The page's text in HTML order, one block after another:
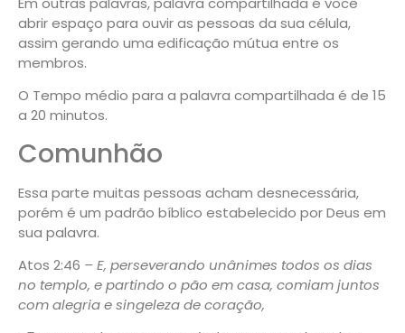
abrir espaço para ouvir as pessoas da sua célula,
assim gerando uma edificação mútua entre os
membros.
O Tempo médio para a palavra compartilhada é de 15
a 20 minutos.
Comunhão
Essa parte muitas pessoas acham desnecessária,
porém é um padrão bíblico estabelecido por Deus em
sua palavra.
Atos 2:46 – E, perseverando unânimes todos os dias
no templo, e partindo o pão em casa, comiam juntos
com alegria e singeleza de coração,